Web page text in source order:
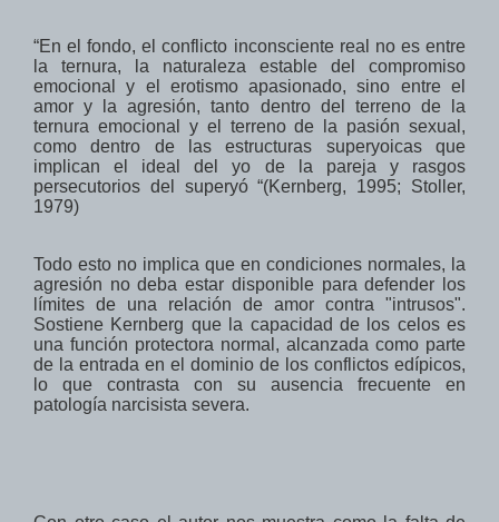
“En el fondo, el conflicto inconsciente real no es entre
la ternura,
la naturaleza estable del compromiso
emocional
y el erotismo apasionado, sino entre el
amor y la agresión, tanto dentro del terreno de la
ternura emocional y el terreno de la pasión sexual ,
como dentro de
las estructuras superyoicas que
implicanel ideal del yo de la pareja y
rasgos
persecutorios del superyó“(Kernberg, 1995; Stoller,
1979)
Todo esto no implica que en condiciones normales, la
agresión no deba estar disponible para defender
los
límites de
una relación de amor contra "intrusos".
Sostiene Kernberg quela capacidad de los celos es
una función protectora normal, alcanzada como parte
de la entrada en el dominio de los conflictos edípicos,
o que contrasta con su ausencia
frecuente en
patología narcisista severa.